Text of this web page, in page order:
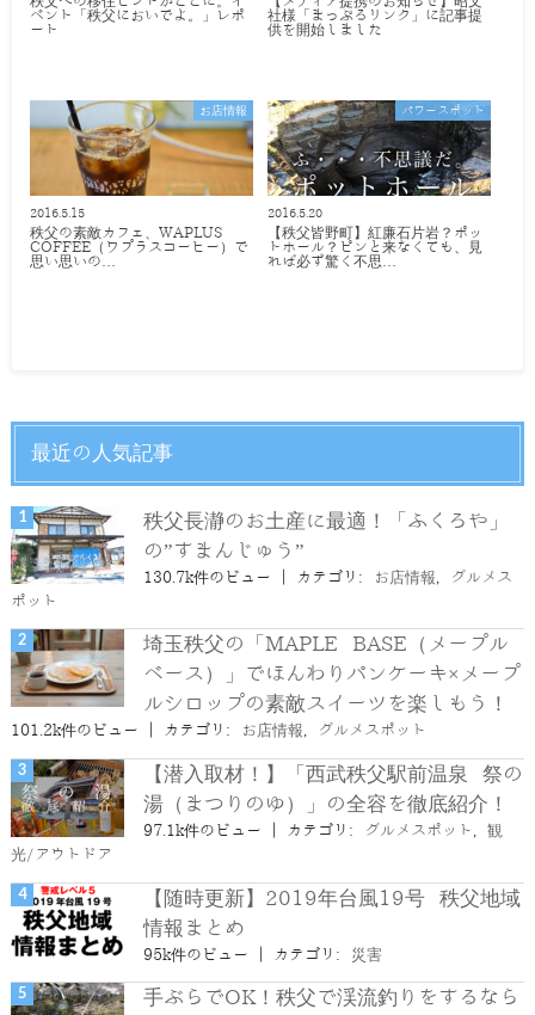
ベント「秩父においでよ。」レポ
ート
社様「まっぷるリンク」に記事提
供を開始しました
お店情報
2016.5.15
秩父の素敵カフェ、WAPLUS
COFFEE（ワプラスコーヒー）で
思い思いの…
パワースポット
2016.5.20
【秩父皆野町】紅廉石片岩？ポッ
トホール？ピンと来なくても、見
れば必ず驚く不思…
最近の人気記事
秩父長瀞のお土産に最適！「ふくろや」
の”すまんじゅう”
130.7k件のビュー カテゴリ: お店情報
グルメス
ポット
埼玉秩父の「MAPLE BASE（メープル
ベース）」でほんわりパンケーキ×メープ
ルシロップの素敵スイーツを楽しもう！
101.2k件のビュー カテゴリ: お店情報, グルメスポット
【潜入取材！】「西武秩父駅前温泉 祭の
湯（まつりのゆ）」の全容を徹底紹介！
97.1k件のビュー カテゴリ: グルメスポット , 観
光/アウトドア
【随時更新】2019年台風19号 秩父地域
情報まとめ
95k件のビュー カテゴリ: 災害
手ぶらでOK！秩父で渓流釣りをするなら